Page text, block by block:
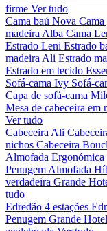
firme Ver tudo
Cama baú Nova Cama
madeira Alba Cama
Estrado Leni Estrado
madeira Ali Estrado
Estrado em tecido
Sofá-cama Ivy Sofá-
Capa de sofá-cama
Mesa de cabeceira em
Ver tudo
Cabeceira Ali
nichos Cabeceira
Almofada Ergonómica
Penugem Almofada
verdadeira Grande
tudo
Edredão 4 estações
Penugem Grande Hotel